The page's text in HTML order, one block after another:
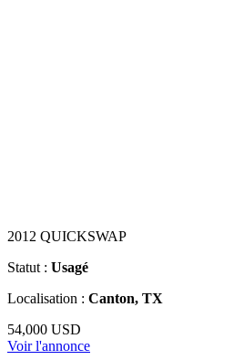
2012 QUICKSWAP
Statut : Usagé
Localisation : Canton, TX
54,000 USD
Voir l'annonce